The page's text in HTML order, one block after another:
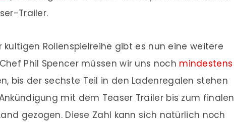
Trailer.
kultigen Rollenspielreihe gibt es nun eine weitere
Phil Spencer müssen wir uns noch mindestens
bis der sechste Teil in den Ladenregalen stehen
mit dem Teaser Trailer bis zum finalen
gezogen. Diese Zahl kann sich natürlich noch